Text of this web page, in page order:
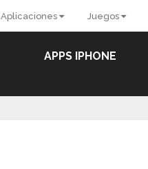
Aplicaciones Juegos
APPS IPHONE